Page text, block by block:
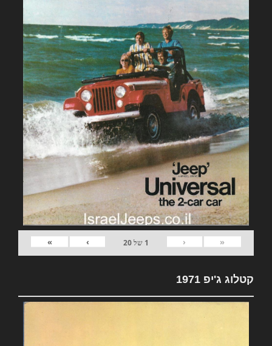
«
‹
1 של20
›
»
קטלוג ג'יפ 1971